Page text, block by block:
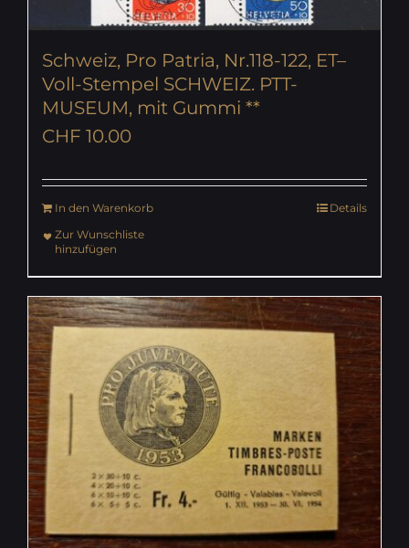
Schweiz, Pro Patria, Nr.118-122, ET–
Voll-Stempel SCHWEIZ. PTT-
MUSEUM, mit Gummi **
CHF 10.00
In den Warenkorb
Details
Zur Wunschliste
hinzufügen